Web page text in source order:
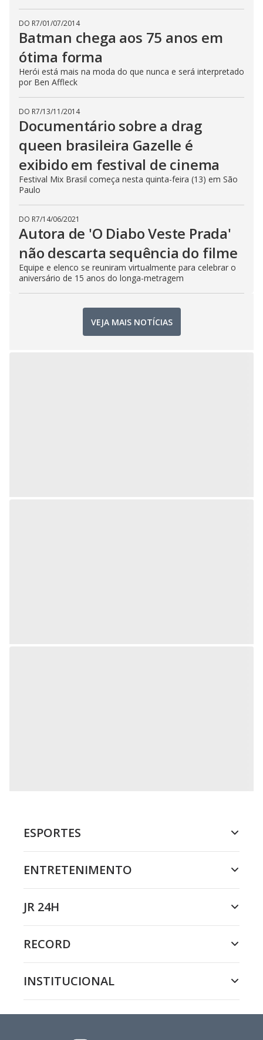
DO R7/01/07/2014
Batman chega aos 75 anos em
ótima forma
Herói está mais na moda do que nunca e será interpretado
por Ben Affleck
DO R7/13/11/2014
Documentário sobre a drag
queen brasileira Gazelle é
exibido em festival de cinema
Festival Mix Brasil começa nesta quinta-feira (13) em São
Paulo
DO R7/14/06/2021
Autora de 'O Diabo Veste Prada'
não descarta sequência do filme
Equipe e elenco se reuniram virtualmente para celebrar o
aniversário de 15 anos do longa-metragem
VEJA MAIS NOTÍCIAS
ESPORTES
ENTRETENIMENTO
JR 24H
RECORD
INSTITUCIONAL